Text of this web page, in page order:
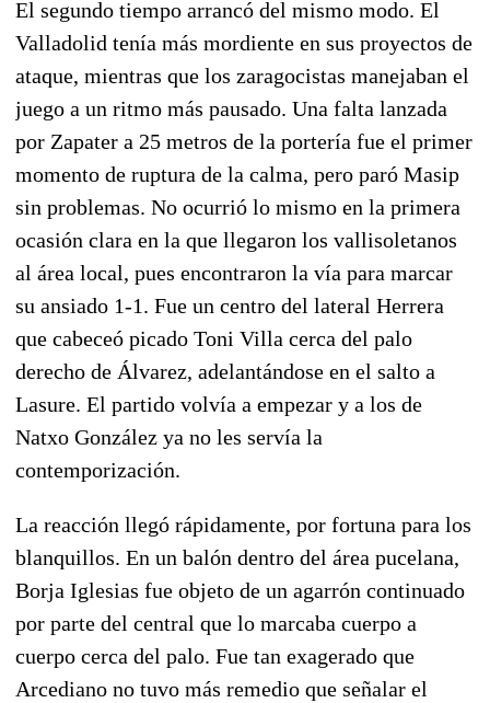
El segundo tiempo arrancó del mismo modo. El
Valladolid tenía más mordiente en sus proyectos de
ataque, mientras que los zaragocistas manejaban el
juego a un ritmo más pausado. Una falta lanzada
por Zapater a 25 metros de la portería fue el primer
momento de ruptura de la calma, pero paró Masip
sin problemas. No ocurrió lo mismo en la primera
ocasión clara en la que llegaron los vallisoletanos
al área local, pues encontraron la vía para marcar
su ansiado 1-1. Fue un centro del lateral Herrera
que cabeceó picado Toni Villa cerca del palo
derecho de Álvarez, adelantándose en el salto a
Lasure. El partido volvía a empezar y a los de
Natxo González ya no les servía la
contemporización.
La reacción llegó rápidamente, por fortuna para los
blanquillos. En un balón dentro del área pucelana,
Borja Iglesias fue objeto de un agarrón continuado
por parte del central que lo marcaba cuerpo a
cuerpo cerca del palo. Fue tan exagerado que
Arcediano no tuvo más remedio que señalar el